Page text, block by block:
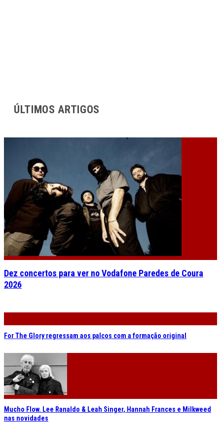
ÚLTIMOS ARTIGOS
Dez concertos para ver no Vodafone Paredes de Coura
2026
For The Glory regressam aos palcos com a formação original
Mucho Flow. Lee Ranaldo & Leah Singer, Hannah Frances e Milkweed
nas novidades